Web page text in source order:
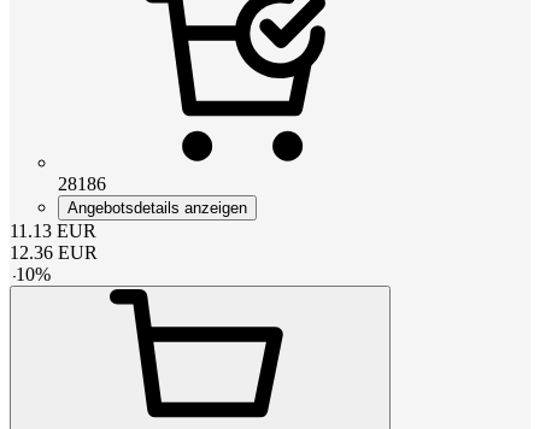
28186
Angebotsdetails anzeigen
11.13 EUR
12.36 EUR
-10%